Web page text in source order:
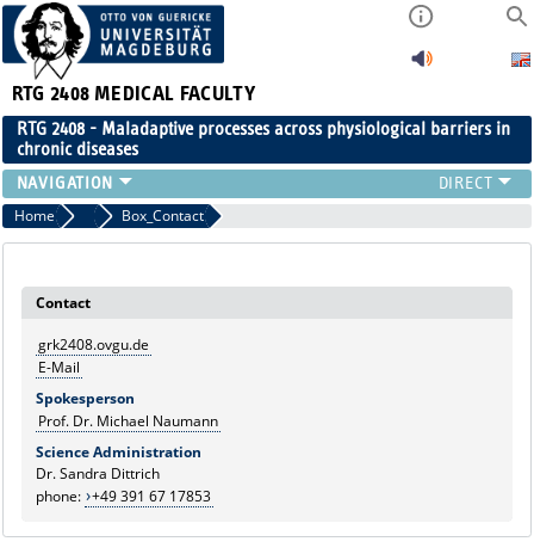
RTG 2408 MEDICAL FACULTY
RTG 2408 - Maladaptive processes across physiological barriers in
chronic diseases
PEOPLE
RESEARCH
EVENTS
Home Marginalboxen
Box_Contact
Contact
grk2408.ovgu.de
E-Mail
Spokesperson
Prof. Dr. Michael Naumann
Science Administration
Dr. Sandra Dittrich
phone: +49 391 67 17853